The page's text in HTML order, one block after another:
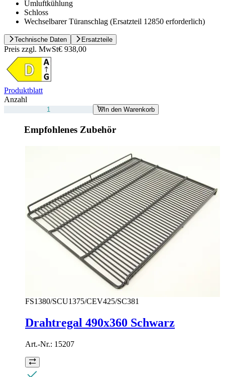
Umluftkühlung
Schloss
Wechselbarer Türanschlag (Ersatzteil 12850 erforderlich)
Technische Daten Ersatzteile
Preis zzgl. MwSt€ 938,00
Produktblatt
Anzahl
In den Warenkorb
Empfohlenes Zubehör
FS1380/SCU1375/CEV425/SC381
Drahtregal 490x360 Schwarz
Art.-Nr.: 15207